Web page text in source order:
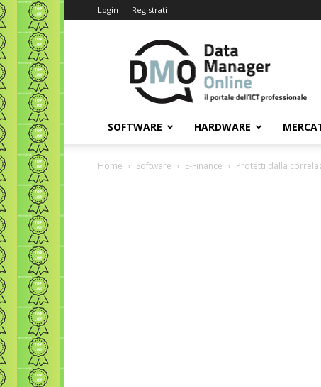
Login Registrati
Data
Manager
Online
SOFTWARE HARDWARE
Home Software E-Finance Protetti dalla